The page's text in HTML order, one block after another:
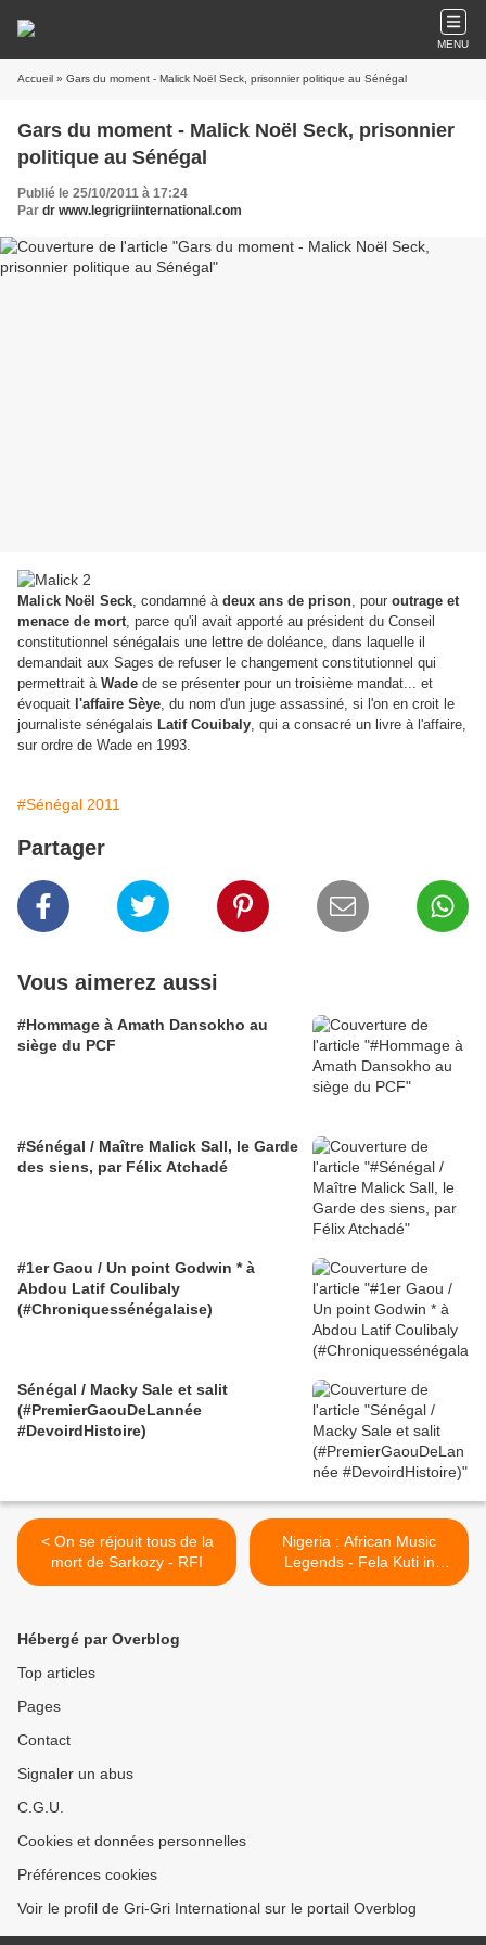
MENU
Accueil » Gars du moment - Malick Noël Seck, prisonnier politique au Sénégal
Gars du moment - Malick Noël Seck, prisonnier
politique au Sénégal
Publié le 25/10/2011 à 17:24
Par dr www.legrigriinternational.com
Malick Noël Seck, condamné à deux ans de prison, pour outrage et
menace de mort, parce qu'il avait apporté au président du Conseil
constitutionnel sénégalais une lettre de doléance, dans laquelle il
demandait aux Sages de refuser le changement constitutionnel qui
permettrait à Wade de se présenter pour un troisième mandat... et
évoquait l'affaire Sèye, du nom d'un juge assassiné, si l'on en croit le
journaliste sénégalais Latif Couibaly, qui a consacré un livre à l'affaire,
sur ordre de Wade en 1993.
#Sénégal 2011
Partager
Vous aimerez aussi
#Hommage à Amath Dansokho au
siège du PCF
#Sénégal / Maître Malick Sall, le Garde
des siens, par Félix Atchadé
#1er Gaou / Un point Godwin * à
Abdou Latif Coulibaly
(#Chroniquessénégalaise)
Sénégal / Macky Sale et salit
(#PremierGaouDeLannée
#DevoirdHistoire)
< On se réjouit tous de la
mort de Sarkozy - RFI
Nigeria : African Music
Legends - Fela Kuti in
Concert >
Hébergé par Overblog
Top articles
Pages
Contact
Signaler un abus
C.G.U.
Cookies et données personnelles
Préférences cookies
Voir le profil de Gri-Gri International sur le portail Overblog